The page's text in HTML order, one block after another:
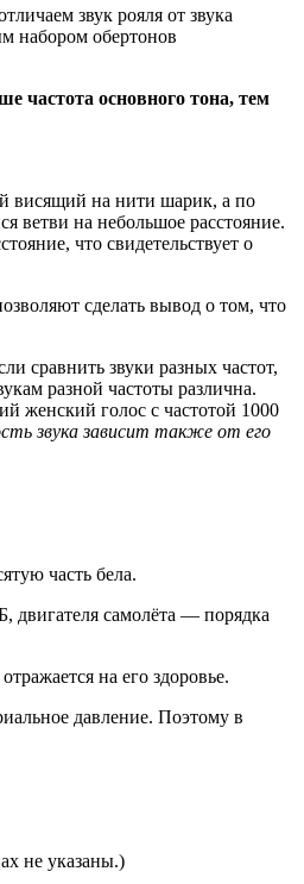
звук рояля от звука
набором обертонов
частота основного тона, тем
висящий на нити шарик, а по
ветви на небольшое расстояние.
что свидетельствует о
сделать вывод о том, что
сравнить звуки разных частот,
разной частоты различна.
женский голос с частотой 1000
звука зависит также от его
часть бела.
двигателя самолёта — порядка
на его здоровье.
давление. Поэтому в
не указаны.)